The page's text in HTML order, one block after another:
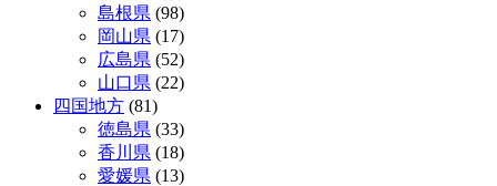
島根県 (98)
岡山県 (17)
広島県 (52)
山口県 (22)
四国地方 (81)
徳島県 (33)
香川県 (18)
愛媛県 (13)